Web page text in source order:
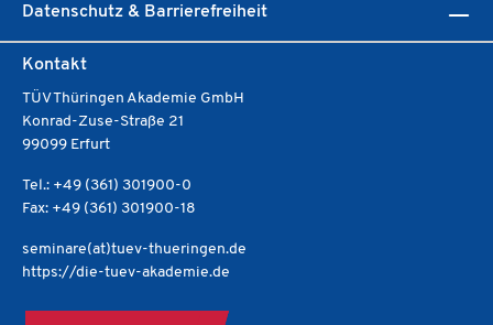
Datenschutz & Barrierefreiheit
Kontakt
TÜV Thüringen Akademie GmbH
Konrad-Zuse-Straße 21
99099 Erfurt
Tel.: +49 (361) 301900-0
Fax: +49 (361) 301900-18
seminare(at)tuev-thueringen.de
https://die-tuev-akademie.de